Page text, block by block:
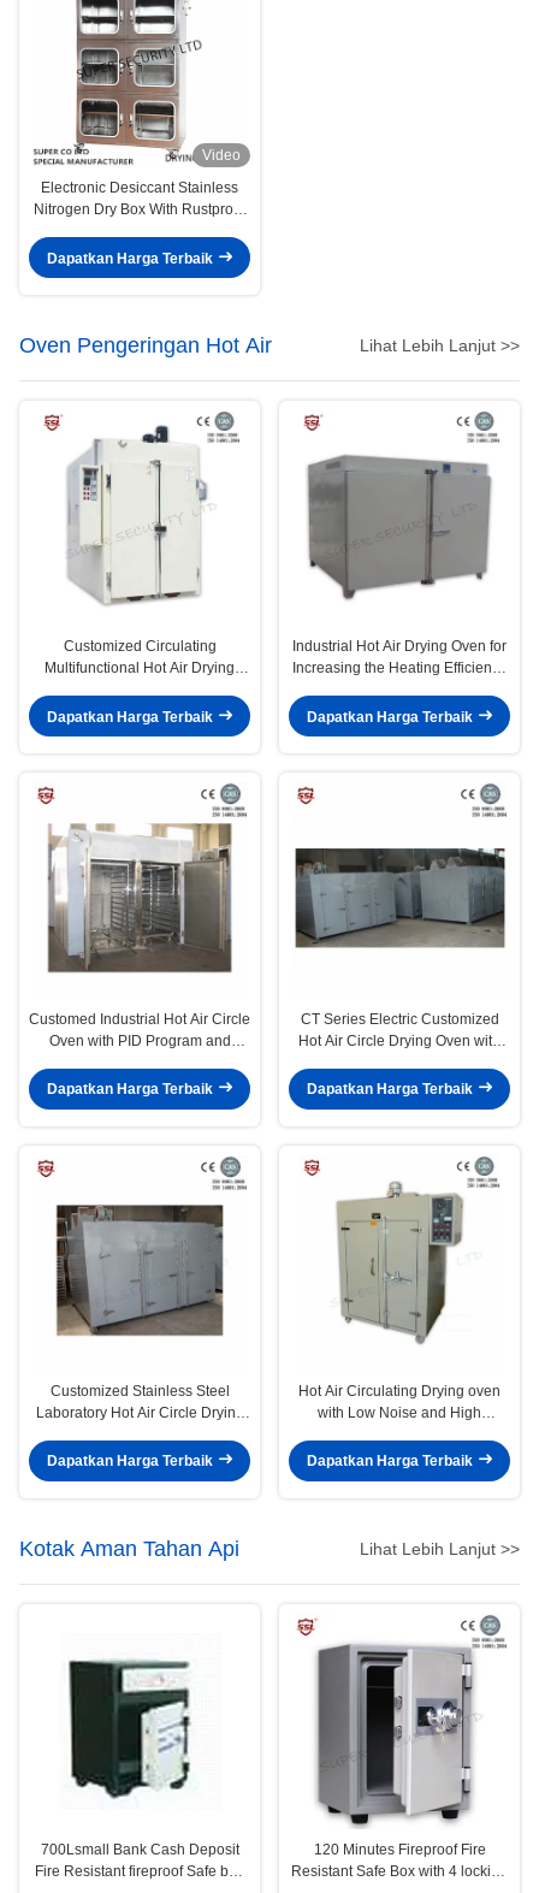
Video
Electronic Desiccant Stainless
Nitrogen Dry Box With Rustproof
Glass
Dapatkan Harga Terbaik
Oven Pengeringan Hot Air Lihat Lebih Lanjut >>
Customized Circulating
Multifunctional Hot Air Drying
Temperature Control
Dapatkan Harga Terbaik
Industrial Hot Air Drying Oven for
Increasing the Heating Efficiency
Dapatkan Harga Terbaik
Customed Industrial Hot Air Circle
Oven with PID Program and
Dapatkan Harga Terbaik
CT Series Electric Customized
Hot Air Circle Drying Oven with
Dapatkan Harga Terbaik
Customized Stainless Steel
Laboratory Hot Air Circle Drying
Dapatkan Harga Terbaik
Hot Air Circulating Drying oven
with Low Noise and High
Dapatkan Harga Terbaik
Kotak Aman Tahan Api Lihat Lebih Lanjut >>
700Lsmall Bank Cash Deposit
Fire Resistant fireproof Safe box
120 Minutes Fireproof Fire
Resistant Safe Box with 4 locking